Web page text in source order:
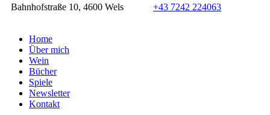
Bahnhofstraße 10, 4600 Wels +43 7242 224063
Home
Über mich
Wein
Bücher
Spiele
Newsletter
Kontakt